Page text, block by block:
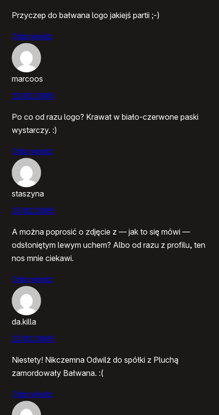
Przyczep do bałwana logo jakiejś partii ;-)
Odpowiedz
marcoos
23/02/2005
Po co od razu logo? Krawat w biało-czerwone paski
wystarczy. :)
Odpowiedz
staszyna
23/02/2005
A można poprosić o zdjęcie z — jak to się mówi —
odsłoniętym lewym uchem? Albo od razu z profilu, ten
nos mnie ciekawi.
Odpowiedz
da.killa
23/02/2005
Niestety! Nikczemna Odwilż do spółki z Pluchą
zamordowały Bałwana. :(
Odpowiedz